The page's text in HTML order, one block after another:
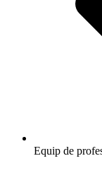
Equip de